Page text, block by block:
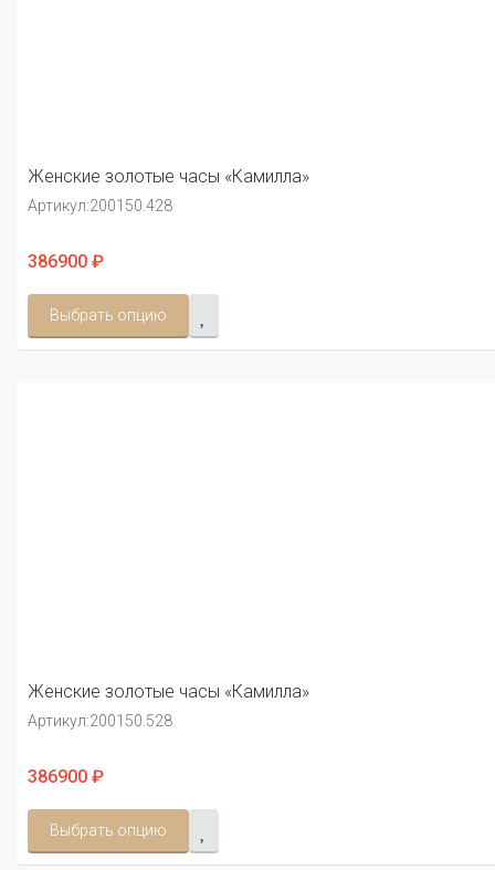
Женские золотые часы «Камилла»
Артикул:200150.428
386900 ₽
Выбрать опцию
Женские золотые часы «Камилла»
Артикул:200150.528
386900 ₽
Выбрать опцию